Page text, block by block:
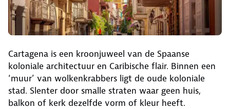
Cartagena is een kroonjuweel van de Spaanse
koloniale architectuur en Caribische flair. Binnen een
‘muur’ van wolkenkrabbers ligt de oude koloniale
stad. Slenter door smalle straten waar geen huis,
balkon of kerk dezelfde vorm of kleur heeft.